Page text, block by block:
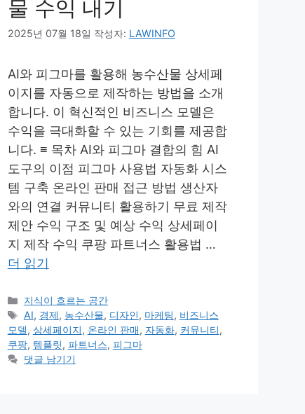
물 수익 내기
2025년 07월 18일 작성자: LAWINFO
AI와 피그마를 활용해 농수산물 상세페
이지를 자동으로 제작하는 방법을 소개
합니다. 이 혁신적인 비즈니스 모델은
수익을 극대화할 수 있는 기회를 제공합
니다. ≡ 목차 AI와 피그마 결합의 힘 AI
도구의 이점 피그마 사용법 자동화 시스
템 구축 온라인 판매 접근 방법 생산자
와의 연결 커뮤니티 활용하기 무료 제작
제안 수익 구조 및 예상 수익 상세페이
지 제작 수익 쿠팡 파트너스 활용법 …
더 읽기
카
테
고
리
지식이 흐르는 공간
태
그
AI, 경제, 농수산물, 디자인, 마케팅, 비즈니스
모델, 상세페이지, 온라인 판매, 자동화, 커뮤니티,
쿠팡, 템플릿, 파트너스, 피그마
댓글 남기기